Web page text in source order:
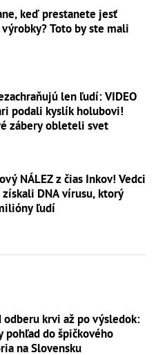
keď prestanete jesť
Toto by ste mali
len ľudí: VIDEO
podali kyslík holubovi!
zábery obleteli svet
NÁLEZ z čias Inkov! Vedci
DNA vírusu, ktorý
ľudí
odberu krvi až po výsledok:
pohľad do špičkového
na Slovensku